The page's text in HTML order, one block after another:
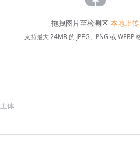
拖拽图片至检测区 本地上传
支持最大 24MB 的 JPEG、PNG 或 WEBP